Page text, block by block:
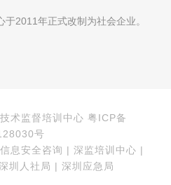
2011年正式改制为社会企业。
术监督培训中心 粤ICP备
号
息安全咨询 | 深监培训中心 |
圳人社局 | 深圳应急局